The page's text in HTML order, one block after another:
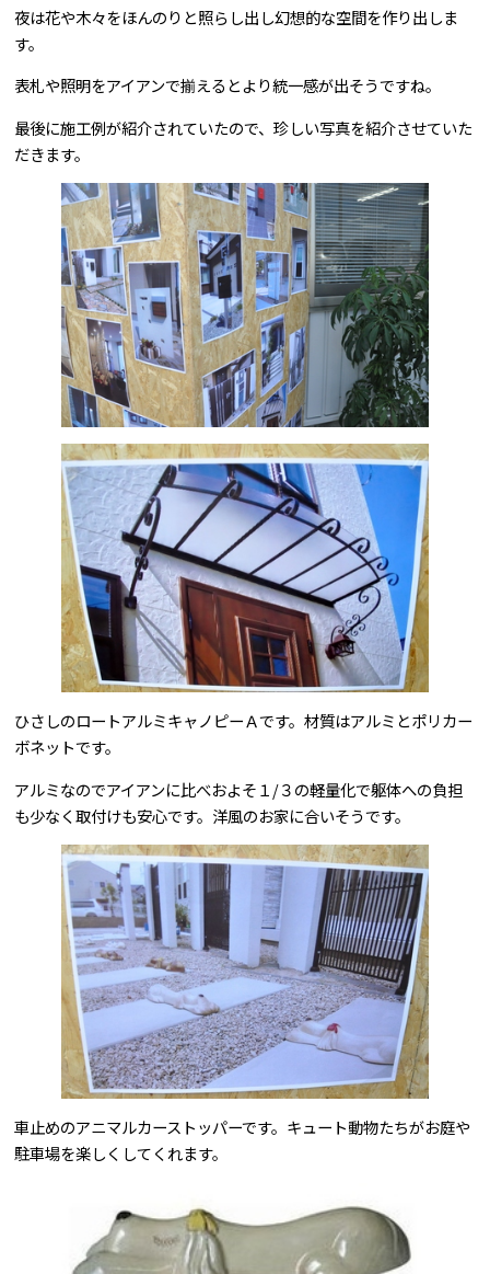
夜は花や木々をほんのりと照らし出し幻想的な空間を作り出しま
す。
表札や照明をアイアンで揃えるとより統一感が出そうですね。
最後に施工例が紹介されていたので、珍しい写真を紹介させていた
だきます。
ひさしのロートアルミキャノピーＡです。材質はアルミとポリカー
ボネットです。
アルミなのでアイアンに比べおよそ１/３の軽量化で躯体への負担
も少なく取付けも安心です。洋風のお家に合いそうです。
車止めのアニマルカーストッパーです。キュート動物たちがお庭や
駐車場を楽しくしてくれます。